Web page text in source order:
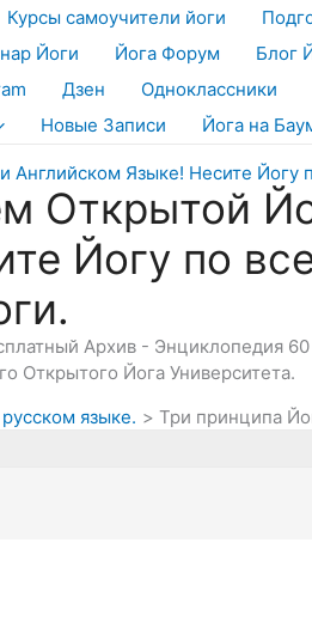
Курсы самоучители йоги
Йоги Йога Форум Блог
Дзен Одноклассники
Новые Записи Йога на
Открытой
Йогу по
Архив - Энциклопедия
Открытого Йога Университета.
языке. Три принципа